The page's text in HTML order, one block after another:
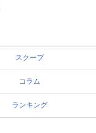
スクープ
コラム
ランキング